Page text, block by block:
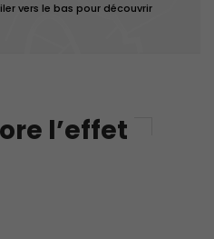
vers le bas pour découvrir
l’effet